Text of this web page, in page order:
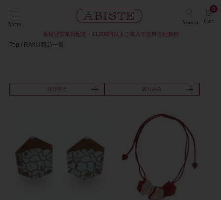
Menu Search Cart
0
最短翌営業日配送・11,000円以上ご購入で送料当社負担
Top RAKU商品一覧
並び替え 絞り込み